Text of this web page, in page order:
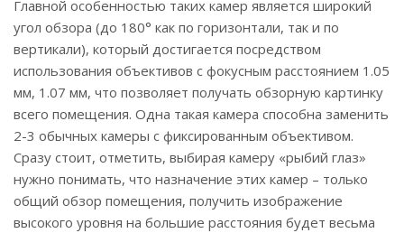
Главной особенностью таких камер является широкий
угол обзора (до 180° как по горизонтали, так и по
вертикали), который достигается посредством
использования объективов с фокусным расстоянием 1.05
мм, 1.07 мм, что позволяет получать обзорную картинку
всего помещения. Одна такая камера способна заменить
2-3 обычных камеры с фиксированным объективом.
Сразу стоит, отметить, выбирая камеру «рыбий глаз»
нужно понимать, что назначение этих камер – только
общий обзор помещения, получить изображение
высокого уровня на большие расстояния будет весьма